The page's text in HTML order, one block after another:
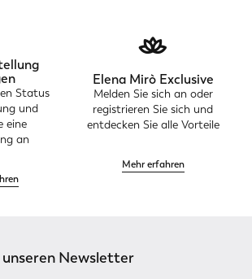
Status
und
eine
an
Elena Mirò Exclusive
Melden Sie sich an oder
registrieren Sie sich und
entdecken Sie alle Vorteile
Mehr erfahren
unseren Newsletter